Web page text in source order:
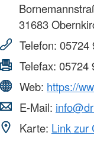
31683
Telefon: 05724
Telefax: 05724
Web: https://
E-Mail:
Karte: Link zur